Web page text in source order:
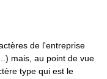
de l'entreprise
mais, au point de vue
type qui est le